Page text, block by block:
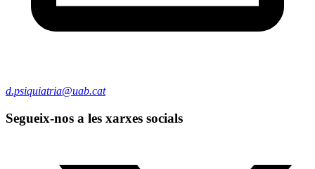
d.psiquiatria@uab.cat
Segueix-nos a les xarxes socials